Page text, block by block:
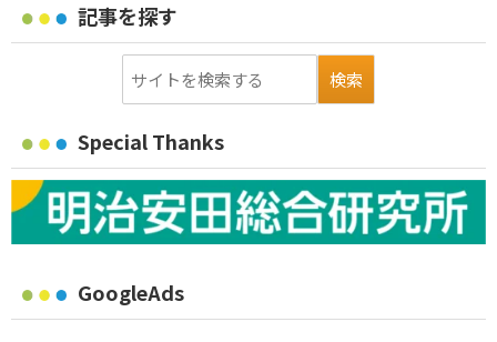
記事を探す
Special Thanks
GoogleAds